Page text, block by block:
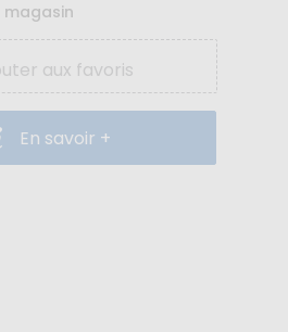
magasin
aux favoris
En savoir +